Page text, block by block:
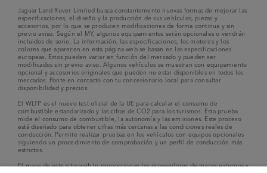
Jaguar Land Rover Limited busca constantemente nuevas formas de mejorar las
especificaciones, el diseño y la producción de sus vehículos, piezas y
accesorios, por lo que se producen modificaciones de forma continua y sin
previo aviso. Según el MY, algunos equipamientos serán opcionales o vendrán
incluidos de serie. La información, las especificaciones, los motores y los
colores que aparecen en esta página web se basan en las especificaciones
europeas. Estos pueden variar en función del mercado y pueden ser
modificados sin previo aviso. Algunos vehículos se muestran con equipamiento
opcional y accesorios originales que pueden no estar disponibles en todos los
mercados. Ponte en contacto con tu concesionario local para consultar
disponibilidad y precios.
El WLTP es el nuevo test oficial de la UE para calcular el consumo de
combustible estandarizado y las cifras de CO2 para los turismos. Esta prueba
mide el consumo de combustible, la autonomía y las emisiones. Este proceso
está diseñado para obtener cifras más cercanas a las condiciones reales de
conducción. Permite realizar pruebas en los vehículos con equipos opcionales
siguiendo un procedimiento de comprobación y un perfil de conducción más
estrictos.
El mapa de este sitio web lo proporcionan los proveedores de mapas externos y